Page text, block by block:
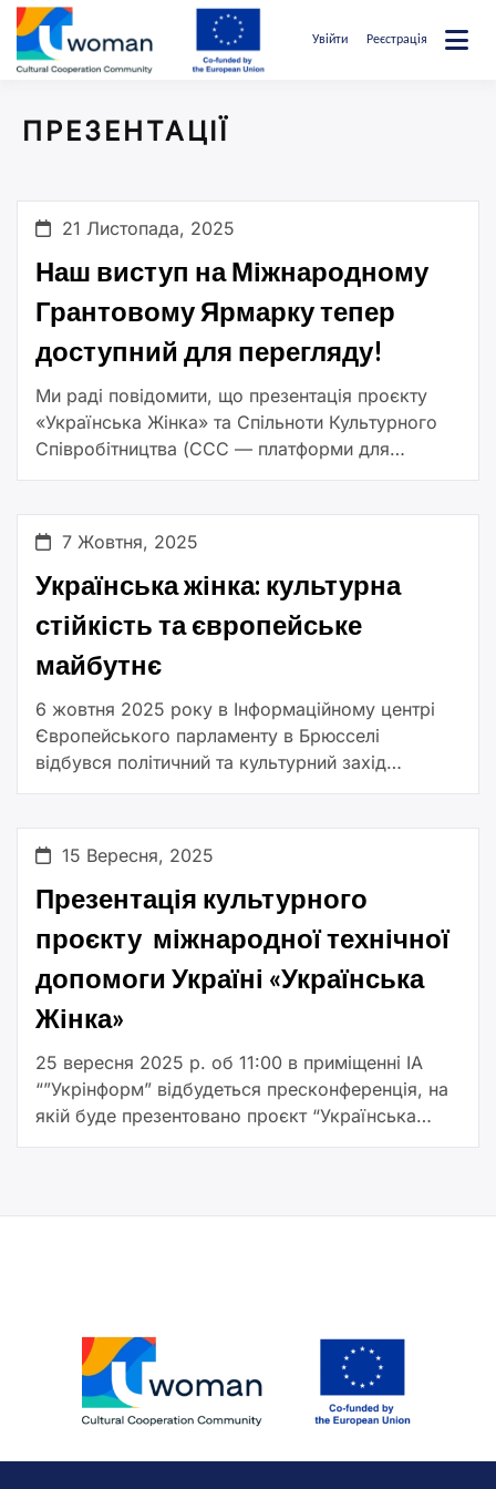
Перейти
до
вмісту
Увійти Реєстрація
ПРЕЗЕНТАЦІЇ
21 Листопада, 2025
Наш виступ на Міжнародному
Грантовому Ярмарку тепер
доступний для перегляду!
Ми раді повідомити, що презентація проєкту
«Українська Жінка» та Спільноти Культурного
Співробітництва (ССС — платформи для
мисткинь), представлена на Грантовому
нашому YouTube-каналі. У цьому […]
7 Жовтня, 2025
Українська жінка: культурна
стійкість та європейське
майбутнє
6 жовтня 2025 року в Інформаційному центрі
Європейського парламенту в Брюсселі
відбувся політичний та культурний захід
високого рівня «Українська жінка: культурна
об’єднала представників європейських
інституцій, українських […]
15 Вересня, 2025
Презентація культурного
проєкту міжнародної технічної
допомоги Україні «Українська
Жінка»
25 вересня 2025 р. об 11:00 в приміщенні ІА
“”Укрінформ” відбудеться пресконференція, на
якій буде презентовано проєкт “Українська
жінка”, що реалізовується сімома